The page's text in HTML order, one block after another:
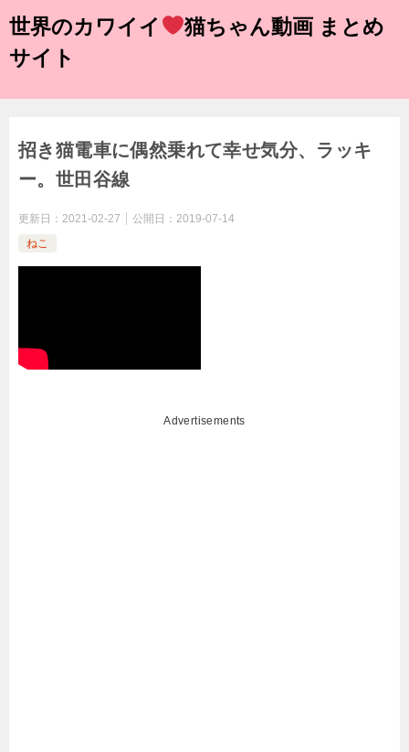
世界のカワイイ
猫ちゃん動画 まとめ
サイト
招き猫電車に偶然乗れて幸せ気分、ラッキ
ー。世田谷線
更新日： 2021-02-27 公開日： 2019-07-14
ねこ
Advertisements